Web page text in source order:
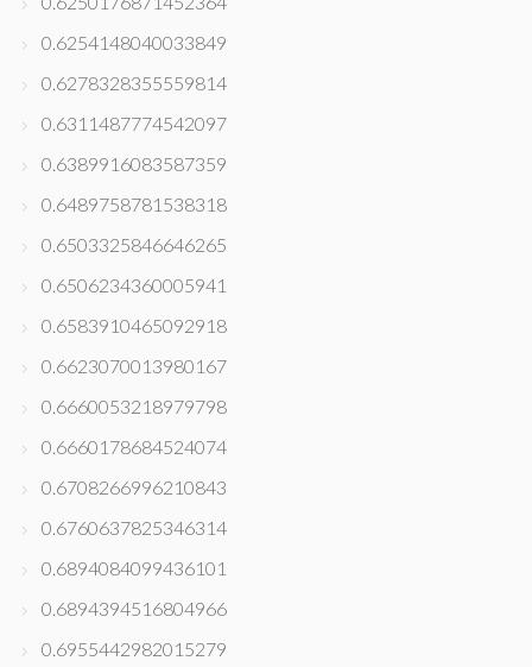
0.6254148040033849
0.6278328355559814
0.6311487774542097
0.6389916083587359
0.6489758781538318
0.6503325846646265
0.6506234360005941
0.6583910465092918
0.6623070013980167
0.6660053218979798
0.6660178684524074
0.6708266996210843
0.6760637825346314
0.6894084099436101
0.6894394516804966
0.6955442982015279